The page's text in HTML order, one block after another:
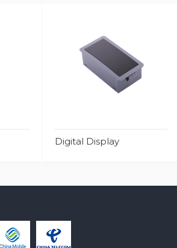
Digital Display